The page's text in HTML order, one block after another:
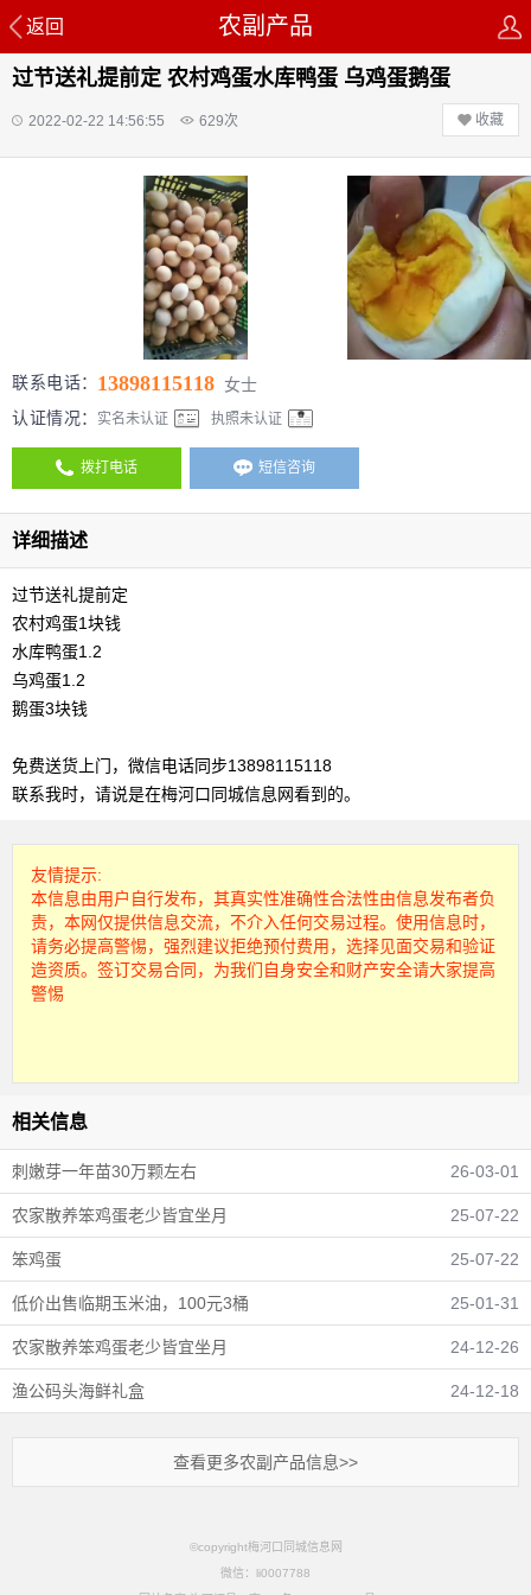
返回 农副产品
过节送礼提前定 农村鸡蛋水库鸭蛋 乌鸡蛋鹅蛋
2022-02-22 14:56:55 629次 收藏
联系电话： 13898115118 女士
认证情况：
实名未认证 执照未认证
拨打电话 短信咨询
详细描述
过节送礼提前定
农村鸡蛋1块钱
水库鸭蛋1.2
乌鸡蛋1.2
鹅蛋3块钱
免费送货上门，微信电话同步13898115118
联系我时，请说是在梅河口同城信息网看到的。
友情提示:
本信息由用户自行发布，其真实性准确性合法性由信息发布者负
责，本网仅提供信息交流，不介入任何交易过程。使用信息时，
请务必提高警惕，强烈建议拒绝预付费用，选择见面交易和验证
造资质。签订交易合同，为我们自身安全和财产安全请大家提高
警惕
相关信息
刺嫩芽一年苗30万颗左右 26-03-01
农家散养笨鸡蛋老少皆宜坐月 25-07-22
笨鸡蛋 25-07-22
低价出售临期玉米油，100元3桶 25-01-31
农家散养笨鸡蛋老少皆宜坐月 24-12-26
渔公码头海鲜礼盒 24-12-18
查看更多农副产品信息>>
©copyright梅河口同城信息网
微信：li0007788